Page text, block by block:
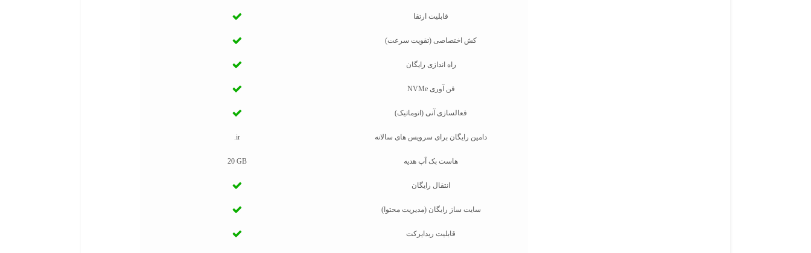
قابلیت ارتقا
کش اختصاصی (تقویت سرعت)
راه اندازی رایگان
فن آوری NVMe
فعالسازی آنی (اتوماتیک)
دامین رایگان برای سرویس های سالانه .ir
هاست بک آپ هدیه 20 GB
انتقال رایگان
سایت ساز رایگان (مدیریت محتوا)
قابلیت ریدایرکت